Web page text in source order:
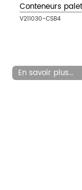
Conteneurs
V211030-CSB4
En savoir plus...